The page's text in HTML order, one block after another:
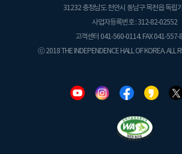
31232 충청남도 천안시 동남구 목천읍 독립
사업자등록번호 : 312-82-02552
고객센터 041-560-0114. FAX 041-557-
ⓒ 2018 THE INDEPENDENCE HALL OF KOREA. ALL